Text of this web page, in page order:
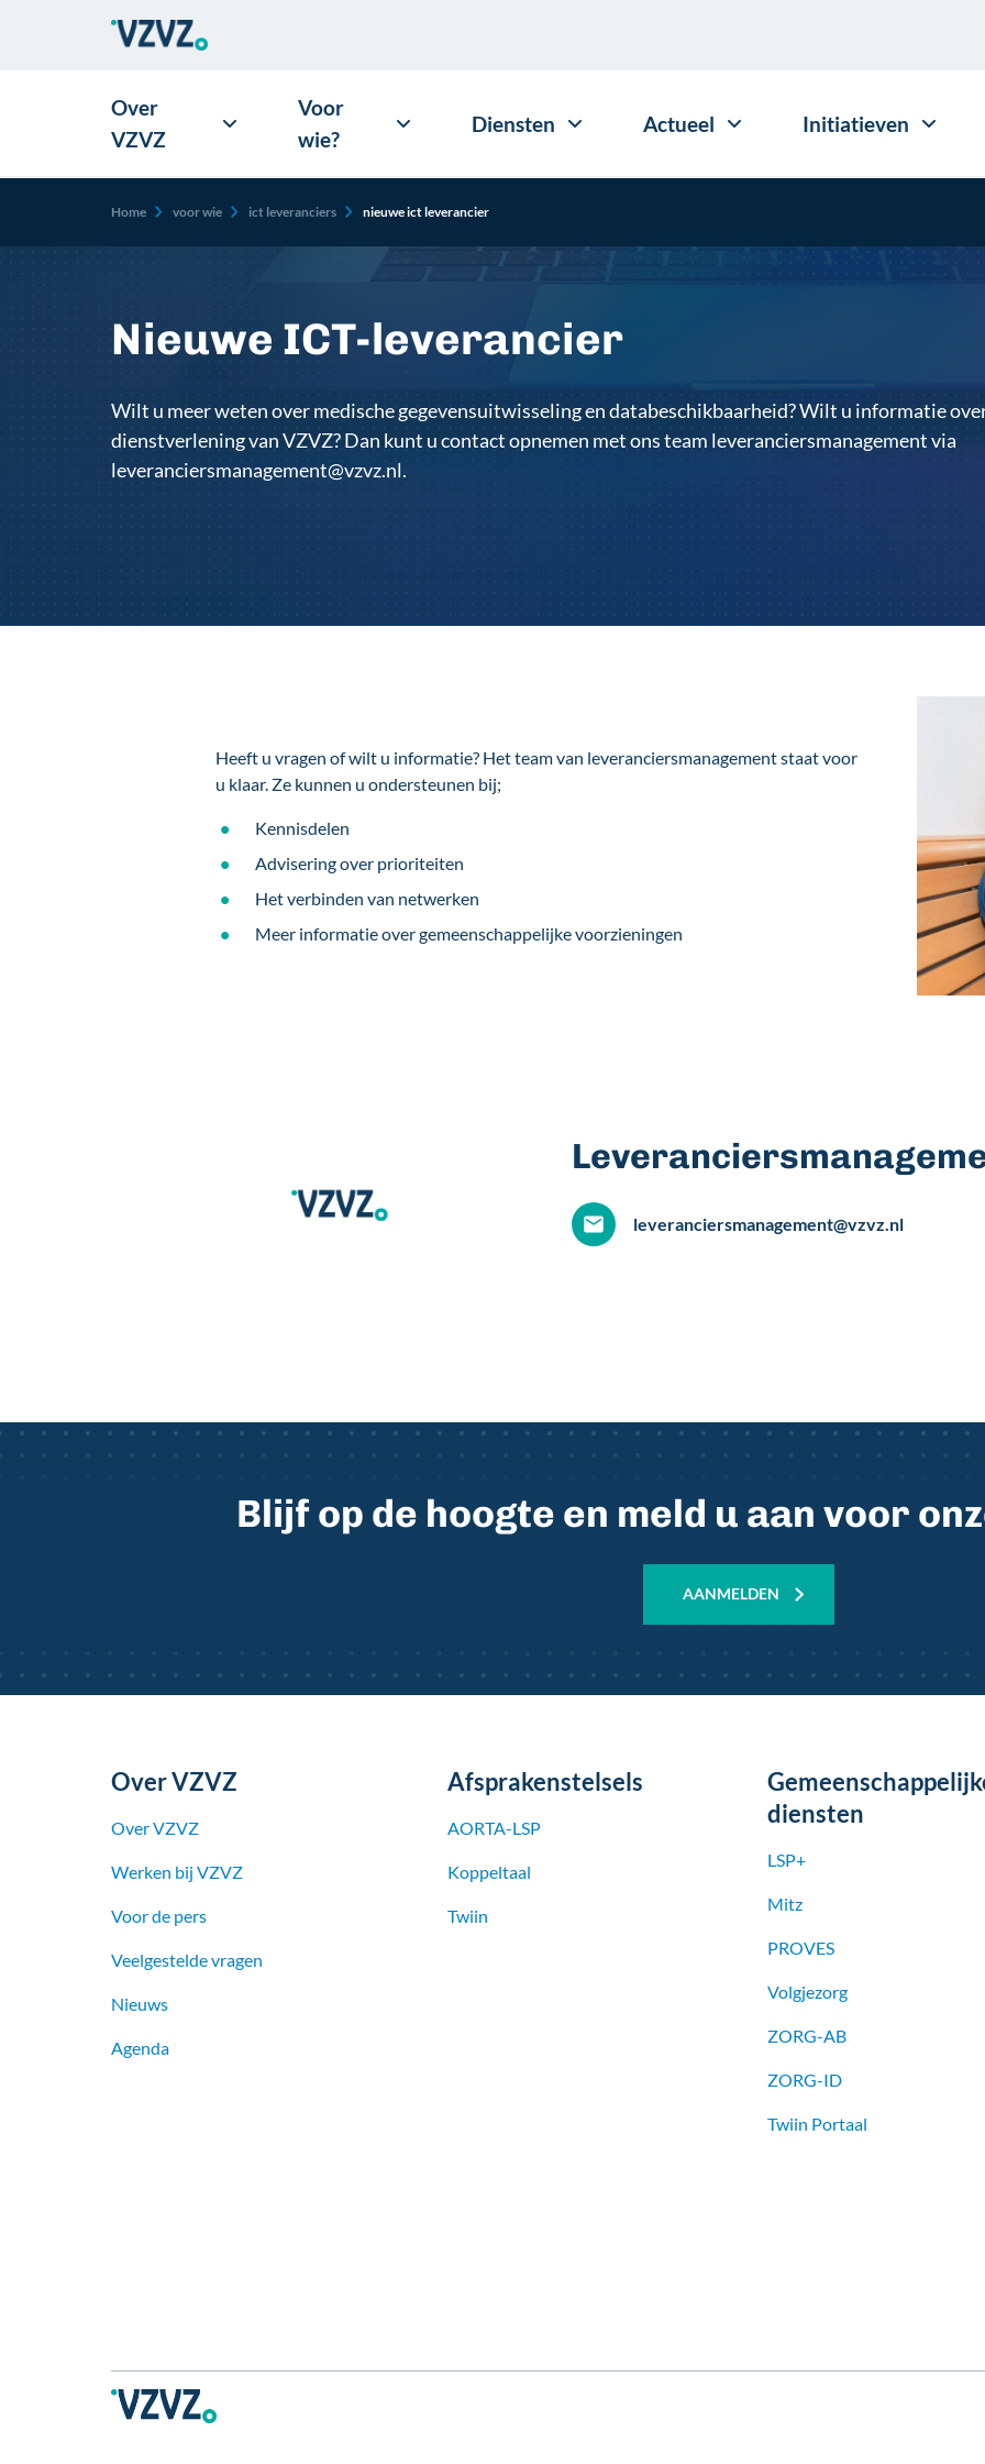
Over
VZVZ
Voor
wie?
Diensten Actueel Initiatieven
Kruimelpad
Home voor wie ict leveranciers nieuwe ict leverancier
Nieuwe ICT-leverancier
Wilt u meer weten over medische gegevensuitwisseling en databeschikbaarheid? Wilt u informatie
dienstverlening van VZVZ? Dan kunt u contact opnemen met ons team leveranciersmanagement via
leveranciersmanagement@vzvz.nl.
Heeft u vragen of wilt u informatie? Het team van leveranciersmanagement staat voor
u klaar. Ze kunnen u ondersteunen bij;
Kennisdelen
Advisering over prioriteiten
Het verbinden van netwerken
Meer informatie over gemeenschappelijke voorzieningen
leveranciersmanagement@vzvz.nl
Blijf op de hoogte en meld u aan voor
AANMELDEN
Over VZVZ
Over VZVZ
Werken bij VZVZ
Voor de pers
Veelgestelde vragen
Nieuws
Agenda
Afsprakenstelsels
AORTA-LSP
Koppeltaal
Twiin
diensten
LSP+
Mitz
PROVES
Volgjezorg
ZORG-AB
ZORG-ID
Twiin Portaal